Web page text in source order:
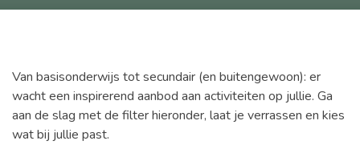
Van basisonderwijs tot secundair (en buitengewoon): er
wacht een inspirerend aanbod aan activiteiten op jullie. Ga
aan de slag met de filter hieronder, laat je verrassen en kies
wat bij jullie past.